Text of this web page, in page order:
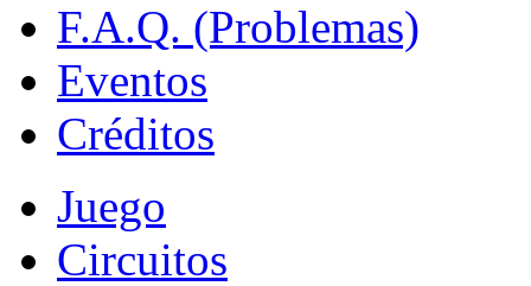
F.A.Q. (Problemas)
Eventos
Créditos
Juego
Circuitos